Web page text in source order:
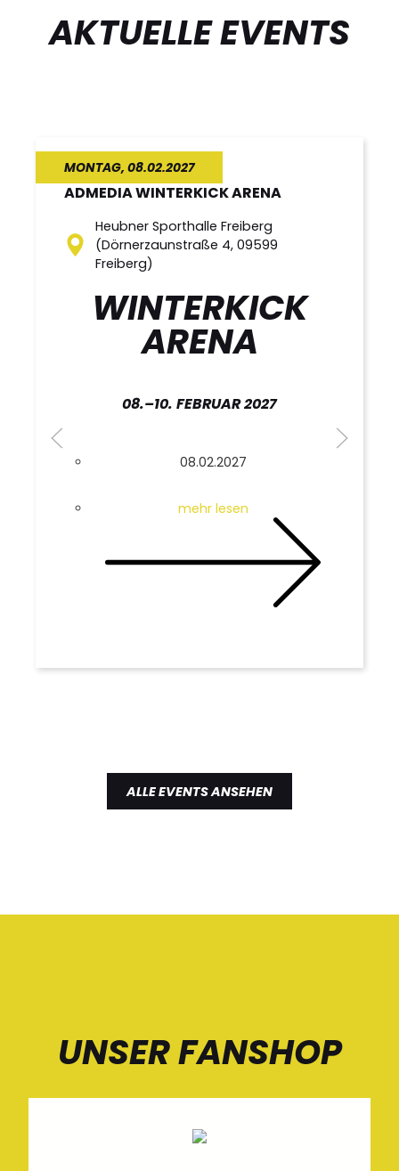
AKTUELLE EVENTS
MONTAG, 08.02.2027
ADMEDIA WINTERKICK ARENA
Heubner Sporthalle Freiberg
(Dörnerzaunstraße 4, 09599
Freiberg)
WINTERKICK
ARENA
08.–10. FEBRUAR 2027
08.02.2027
mehr lesen
ALLE EVENTS ANSEHEN
UNSER FANSHOP